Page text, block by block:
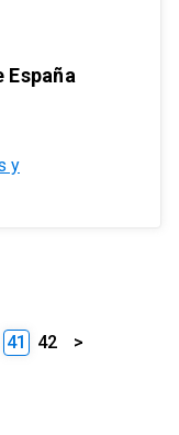
y
41 42 >